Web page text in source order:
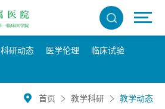
科研动态 医学伦理
临床试验
首页 教学科研 教学动态